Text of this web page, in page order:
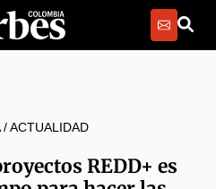
/ACTUALIDAD
REDD+ es